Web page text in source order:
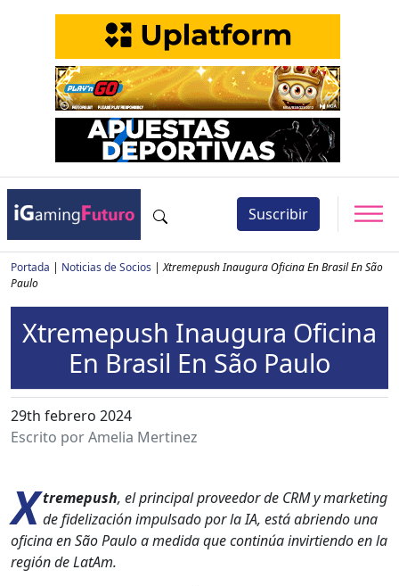
Suscribir
Portada | Noticias de Socios |Xtremepush Inaugura Oficina En Brasil En São
Paulo
Xtremepush Inaugura Oficina
En Brasil En São Paulo
29th febrero 2024
Escrito por Amelia Mertinez
Xtreme­push, el prin­ci­pal provee­dor de CRM y mar­ket­ing
de fidelización impul­sa­do por la IA, está abrien­do una
ofic­i­na en São Paulo a medi­da que con­tinúa invir­tien­do en la
región de LatAm.